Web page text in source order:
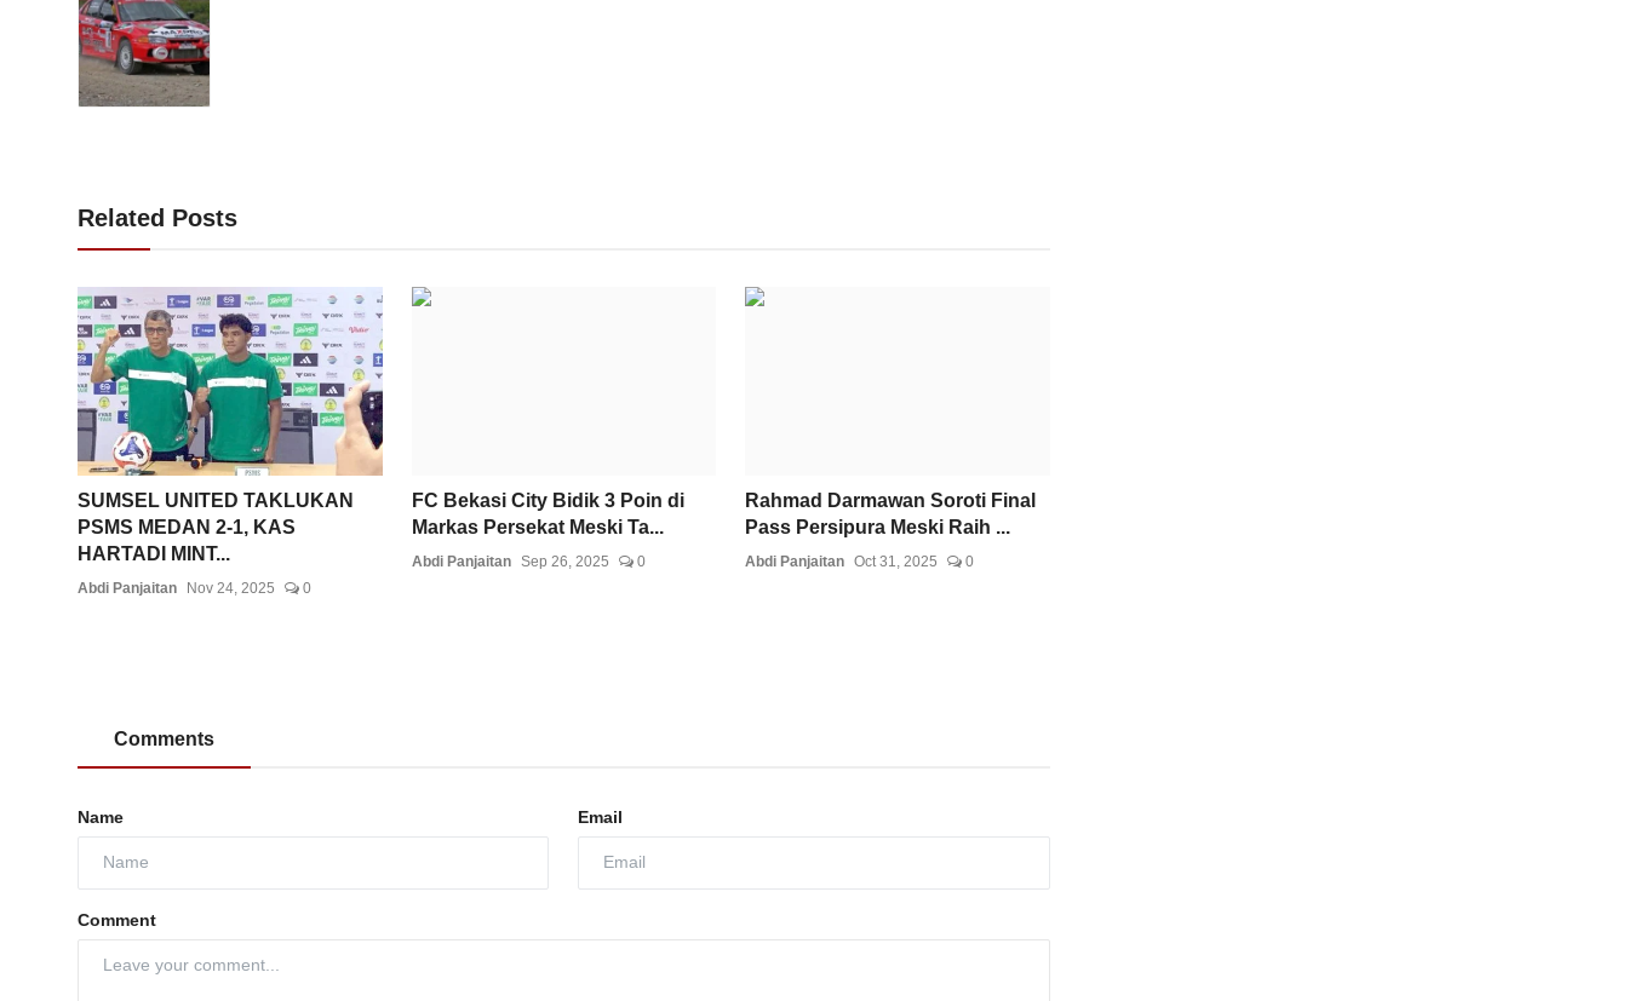
Related Posts
SUMSEL UNITED TAKLUKAN
PSMS MEDAN 2-1, KAS
HARTADI MINT...
Abdi Panjaitan Nov 24, 2025 0
FC Bekasi City Bidik 3 Poin di
Markas Persekat Meski Ta...
Abdi Panjaitan Sep 26, 2025 0
Rahmad Darmawan Soroti Final
Pass Persipura Meski Raih ...
Abdi Panjaitan Oct 31, 2025 0
Comments
Name Email
Comment